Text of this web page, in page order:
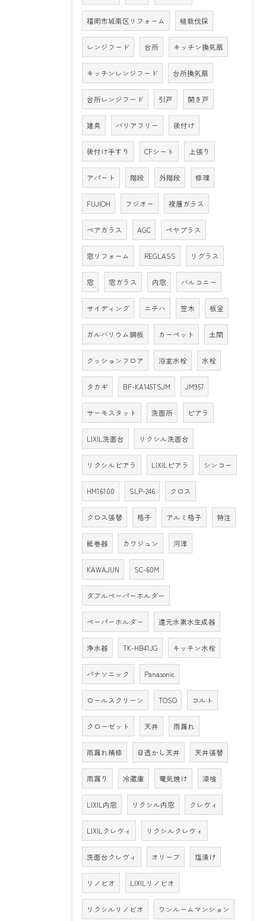
福岡市城南区リフォーム 植栽伐採
レンジフード 台所 キッチン換気扇
キッチンレンジフード 台所換気扇
台所レンジフード 引戸 開き戸
建具 バリアフリー 後付け
後付け手すり CFシート 上張り
アパート 階段 外階段 修理
FUJIOH フジオー 複層ガラス
ペアガラス AGC ペヤプラス
窓リフォーム REGLASS リグラス
窓 窓ガラス 内窓 バルコニー
サイディング ニチハ 笠木 板金
ガルバリウム鋼板 カーペット 土間
クッションフロア 浴室水栓 水栓
タカギ BF-KA145TSJM JM957
サーモスタット 洗面所 ピアラ
LIXIL洗面台 リクシル洗面台
リクシルピアラ LIXILピアラ シンコー
HM16100 SLP-246 クロス
クロス張替 格子 アルミ格子 特注
紙巻器 カワジュン 河淳
KAWAJUN SC-60M
ダブルペーパーホルダー
ペーパーホルダー 還元水素水生成器
浄水器 TK-HB41JG キッチン水栓
パナソニック Panasonic
ロールスクリーン TOSO コルト
クローゼット 天井 雨漏れ
雨漏れ補修 目透かし天井 天井張替
雨漏り 冷蔵庫 電気焼け 漆喰
LIXIL内窓 リクシル内窓 クレヴィ
LIXILクレヴィ リクシルクレヴィ
洗面台クレヴィ オリーブ 塩漬け
リノビオ LIXILリノビオ
リクシルリノビオ ワンルームマンション